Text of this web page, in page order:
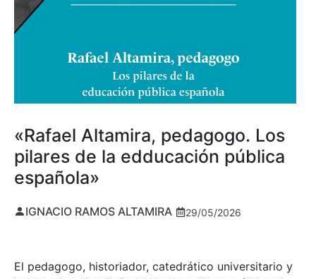
«Rafael Altamira, pedagogo. Los
pilares de la edducación pública
española»
IGNACIO RAMOS ALTAMIRA 29/05/2026
El pedagogo, historiador, catedrático universitario y